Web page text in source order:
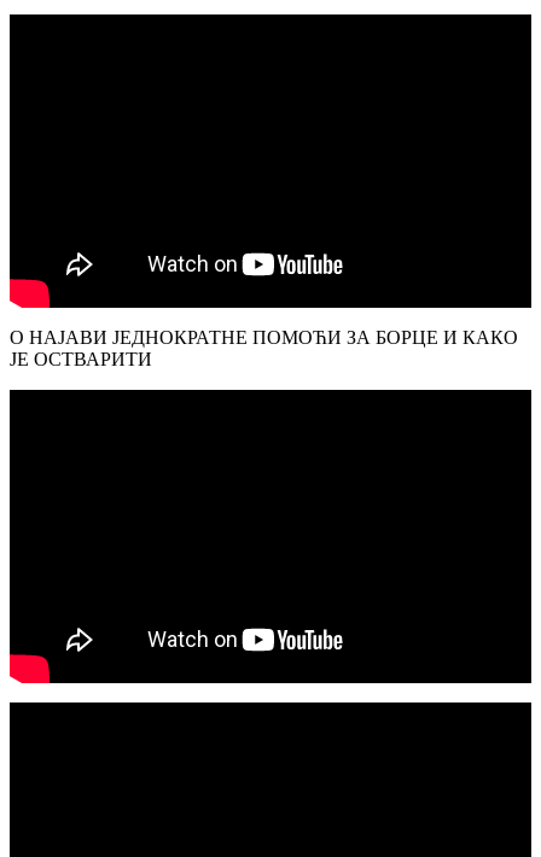
О НАЈАВИ ЈЕДНОКРАТНЕ ПОМОЋИ ЗА БОРЦЕ И КАКО
ЈЕ ОСТВАРИТИ